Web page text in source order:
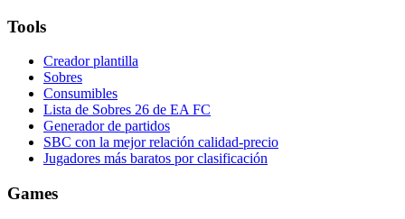
Tools
Creador plantilla
Sobres
Consumibles
Lista de Sobres 26 de EA FC
Generador de partidos
SBC con la mejor relación calidad-precio
Jugadores más baratos por clasificación
Games